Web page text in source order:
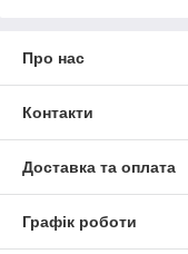
Про нас
Контакти
Доставка та оплата
Графік роботи